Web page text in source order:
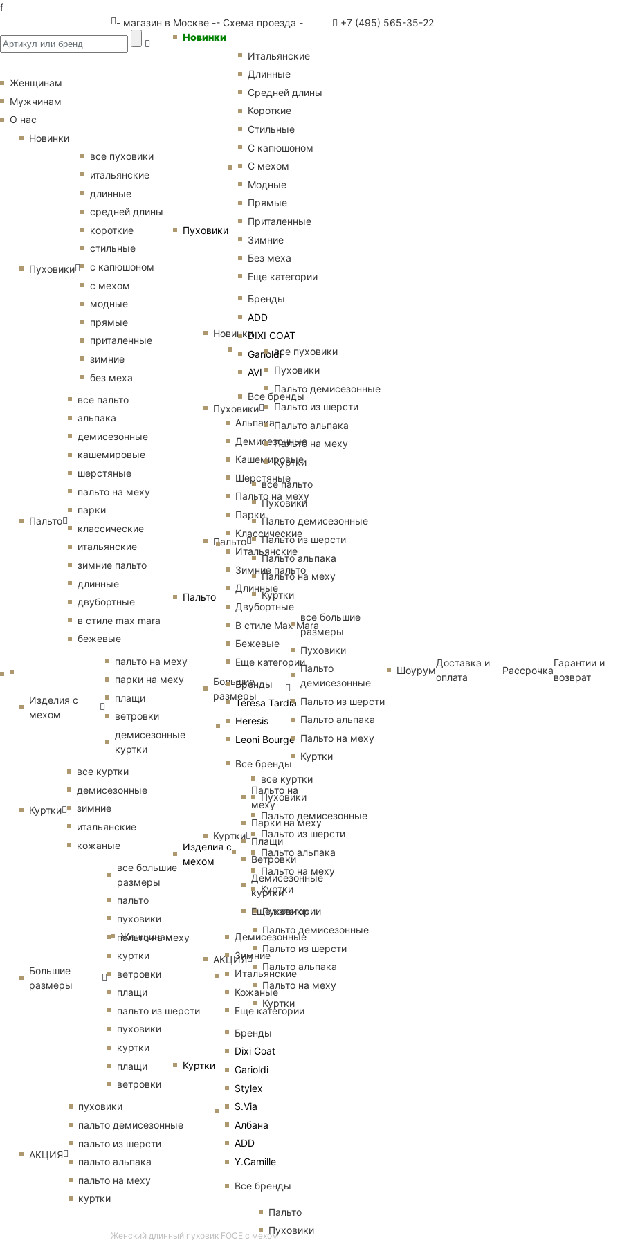
f
- магазин в Москве -- Схема проезда - +7 (495) 565-35-22
Женщинам
Новинки
Пуховики
Итальянские
Длинные
Средней длины
Короткие
Стильные
С капюшоном
С мехом
Модные
Прямые
Приталенные
Зимние
Без меха
Еще категории
Бренды
ADD
DIXI COAT
Garioldi
AVI
Все бренды
Пальто
Альпака
Демисезонные
Кашемировые
Шерстяные
Пальто на меху
Парки
Классические
Итальянские
Зимние пальто
Длинные
Двубортные
В стиле Max Mara
Бежевые
Еще категории
Бренды
Teresa Tardia
Heresis
Leoni Bourge
Все бренды
Изделия с
мехом
Пальто на
меху
Парки на меху
Плащи
Ветровки
Демисезонные
куртки
Еще категории
Куртки
Демисезонные
Зимние
Итальянские
Кожаные
Еще категории
Бренды
Dixi Coat
Garioldi
Stylex
S.Via
Албана
ADD
Y.Camille
Все бренды
Пальто
Пуховики
Женщинам
Мужчинам
О нас
Новинки
Пуховики
все пуховики
итальянские
длинные
средней длины
короткие
стильные
с капюшоном
с мехом
модные
прямые
приталенные
зимние
без меха
Пальто
все пальто
альпака
демисезонные
кашемировые
шерстяные
пальто на меху
парки
классические
итальянские
зимние пальто
длинные
двубортные
в стиле max mara
бежевые
Изделия с
мехом
пальто на меху
парки на меху
плащи
ветровки
демисезонные
куртки
Куртки
все куртки
демисезонные
зимние
итальянские
кожаные
Большие
размеры
все большие
размеры
пальто
пуховики
пальто на меху
куртки
ветровки
плащи
пальто из шерсти
пуховики
куртки
плащи
ветровки
АКЦИЯ
пуховики
пальто демисезонные
пальто из шерсти
пальто альпака
пальто на меху
куртки
Новинки
Пуховики
все пуховики
Пуховики
Пальто демисезонные
Пальто из шерсти
Пальто альпака
Пальто на меху
Куртки
Пальто
все пальто
Пуховики
Пальто демисезонные
Пальто из шерсти
Пальто альпака
Пальто на меху
Куртки
Большие
размеры
все большие
размеры
Пуховики
Пальто
демисезонные
Пальто из шерсти
Пальто альпака
Пальто на меху
Куртки
Куртки
все куртки
Пуховики
Пальто демисезонные
Пальто из шерсти
Пальто альпака
Пальто на меху
Куртки
АКЦИЯ
Пуховики
Пальто демисезонные
Пальто из шерсти
Пальто альпака
Пальто на меху
Куртки
Шоурум
Доставка и
оплата
Рассрочка
Гарантии и
возврат
Женский длинный пуховик FOCE с мехом